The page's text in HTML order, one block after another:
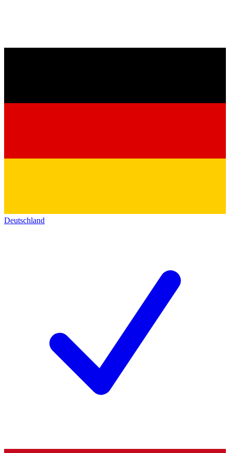
Deutschland